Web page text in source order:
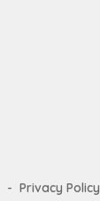
Privacy Policy